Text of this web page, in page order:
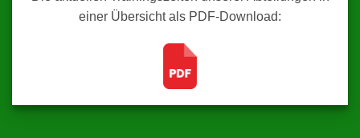
einer Übersicht als PDF-Download: